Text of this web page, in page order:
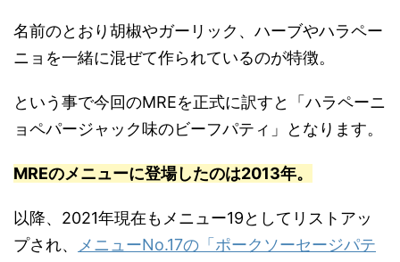
名前のとおり胡椒やガーリック、ハーブやハラペー
ニョを一緒に混ぜて作られているのが特徴。
という事で今回のMREを正式に訳すと「ハラペーニ
ョペパージャック味のビーフパティ」となります。
MREのメニューに登場したのは2013年。
以降、2021年現在もメニュー19としてリストアッ
プされ、
メニューNo.17の「ポークソーセージパテ